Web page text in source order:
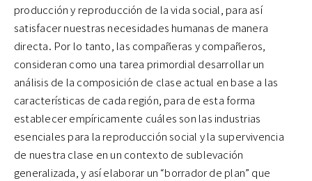
producción y reproducción de la vida social, para así
satisfacer nuestras necesidades humanas de manera
directa. Por lo tanto, las compañeras y compañeros,
consideran como una tarea primordial desarrollar un
análisis de la composición de clase actual en base a las
características de cada región, para de esta forma
establecer empíricamente cuáles son las industrias
esenciales para la reproducción social y la supervivencia
de nuestra clase en un contexto de sublevación
generalizada, y así elaborar un “borrador de plan” que